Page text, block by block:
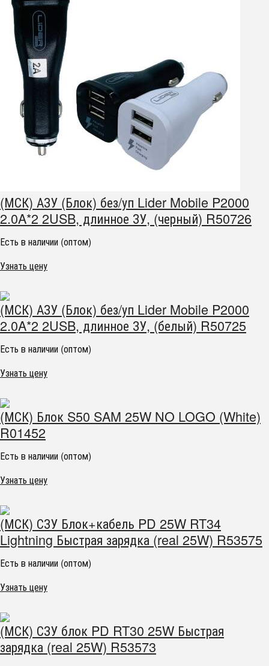
(МСК) АЗУ (Блок) без/уп Lider Mobile P2000
2.0A*2 2USB, длинное ЗУ, (черный) R50726
Есть в наличии (оптом)
Узнать цену
(МСК) АЗУ (Блок) без/уп Lider Mobile P2000
2.0A*2 2USB, длинное ЗУ, (белый) R50725
Есть в наличии (оптом)
Узнать цену
(МСК) Блок S50 SAM 25W NO LOGO (White)
R01452
Есть в наличии (оптом)
Узнать цену
(МСК) СЗУ Блок+кабель PD 25W RT34
Lightning Быстрая зарядка (real 25W) R53575
Есть в наличии (оптом)
Узнать цену
(МСК) СЗУ блок PD RT30 25W Быстрая
зарядка (real 25W) R53573